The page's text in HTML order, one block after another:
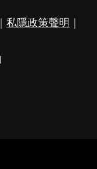
私隱政策聲明